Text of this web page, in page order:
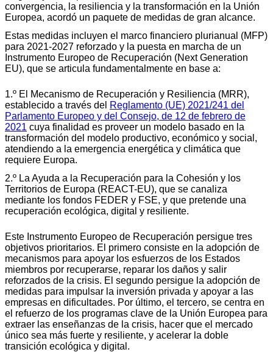
convergencia, la resiliencia y la transformación en la Unión
Europea, acordó un paquete de medidas de gran alcance.
Estas medidas incluyen el marco financiero plurianual (MFP)
para 2021-2027 reforzado y la puesta en marcha de un
Instrumento Europeo de Recuperación (Next Generation
EU), que se articula fundamentalmente en base a:
1.º El Mecanismo de Recuperación y Resiliencia (MRR),
establecido a través del Reglamento (UE) 2021/241 del
Parlamento Europeo y del Consejo, de 12 de febrero de
2021 cuya finalidad es proveer un modelo basado en la
transformación del modelo productivo, económico y social,
atendiendo a la emergencia energética y climática que
requiere Europa.
2.º La Ayuda a la Recuperación para la Cohesión y los
Territorios de Europa (REACT-EU), que se canaliza
mediante los fondos FEDER y FSE, y que pretende una
recuperación ecológica, digital y resiliente.
Este Instrumento Europeo de Recuperación persigue tres
objetivos prioritarios. El primero consiste en la adopción de
mecanismos para apoyar los esfuerzos de los Estados
miembros por recuperarse, reparar los daños y salir
reforzados de la crisis. El segundo persigue la adopción de
medidas para impulsar la inversión privada y apoyar a las
empresas en dificultades. Por último, el tercero, se centra en
el refuerzo de los programas clave de la Unión Europea para
extraer las enseñanzas de la crisis, hacer que el mercado
único sea más fuerte y resiliente, y acelerar la doble
transición ecológica y digital.